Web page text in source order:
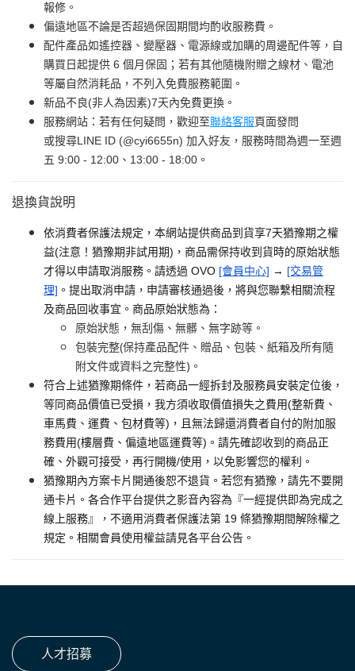
報修。
偏遠地區不論是否超過保固期間均酌收服務費。
配件產品如遙控器、變壓器、電源線或加購的周邊配件等，自
購買日起提供 6 個月保固；若有其他隨機附贈之線材、電池
等屬自然消耗品，不列入免費服務範圍。
新品不良(非人為因素)7天內免費更換。
服務網站：若有任何疑問，歡迎至聯絡客服頁面發問
或搜尋LINE ID (@cyi6655n) 加入好友，服務時間為週一至週
五 9:00 - 12:00、13:00 - 18:00。
退換貨說明
依消費者保護法規定，本網站提供商品到貨享7天猶豫期之權
益(注意！猶豫期非試用期)，商品需保持收到貨時的原始狀態
才得以申請取消服務。請透過 OVO [會員中心] → [交易管
理] 。提出取消申請，申請審核通過後，將與您聯繫相關流程
及商品回收事宜。商品原始狀態為：
原始狀態，無刮傷、無髒、無字跡等。
包裝完整(保持產品配件、贈品、包裝、紙箱及所有隨
附文件或資料之完整性)。
符合上述猶豫期條件，若商品一經拆封及服務員安裝定位後，
等同商品價值已受損，我方須收取價值損失之費用(整新費、
車馬費、運費、包材費等)，且無法歸還消費者自付的附加服
務費用(樓層費、偏遠地區運費等)。請先確認收到的商品正
確、外觀可接受，再行開機/使用，以免影響您的權利。
猶豫期內方案卡片開通後恕不退貨。若您有猶豫，請先不要開
通卡片。各合作平台提供之影音內容為『一經提供即為完成之
線上服務』，不適用消費者保護法第 19 條猶豫期間解除權之
規定。相關會員使用權益請見各平台公告。
人才招募